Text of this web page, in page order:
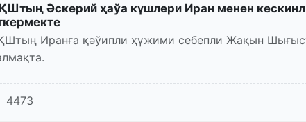
Әскерий ҳаўа күшлери Иран менен
Иранға қәўипли ҳүжими себепли Жақын
4473